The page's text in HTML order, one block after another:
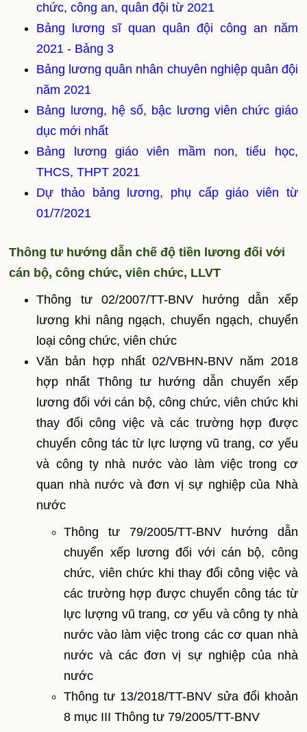
chức, công an, quân đội từ 2021
Bảng lương sĩ quan quân đội công an năm
2021 - Bảng 3
Bảng lương quân nhân chuyên nghiệp quân đội
năm 2021
Bảng lương, hệ số, bậc lương viên chức giáo
dục mới nhất
Bảng lương giáo viên mầm non, tiểu học,
THCS, THPT 2021
Dự thảo bảng lương, phụ cấp giáo viên từ
01/7/2021
Thông tư hướng dẫn chế độ tiền lương đối với
cán bộ, công chức, viên chức, LLVT
Thông tư 02/2007/TT-BNV hướng dẫn xếp
lương khi nâng ngạch, chuyển ngạch, chuyển
loại công chức, viên chức
Văn bản hợp nhất 02/VBHN-BNV năm 2018
hợp nhất Thông tư hướng dẫn chuyển xếp
lương đối với cán bộ, công chức, viên chức khi
thay đổi công việc và các trường hợp được
chuyển công tác từ lực lượng vũ trang, cơ yếu
và công ty nhà nước vào làm việc trong cơ
quan nhà nước và đơn vị sự nghiệp của Nhà
nước
Thông tư 79/2005/TT-BNV hướng dẫn
chuyển xếp lương đối với cán bộ, công
chức, viên chức khi thay đổi công việc và
các trường hợp được chuyển công tác từ
lực lượng vũ trang, cơ yếu và công ty nhà
nước vào làm việc trong các cơ quan nhà
nước và các đơn vị sự nghiệp của nhà
nước
Thông tư 13/2018/TT-BNV sửa đổi khoản
8 mục III Thông tư 79/2005/TT-BNV